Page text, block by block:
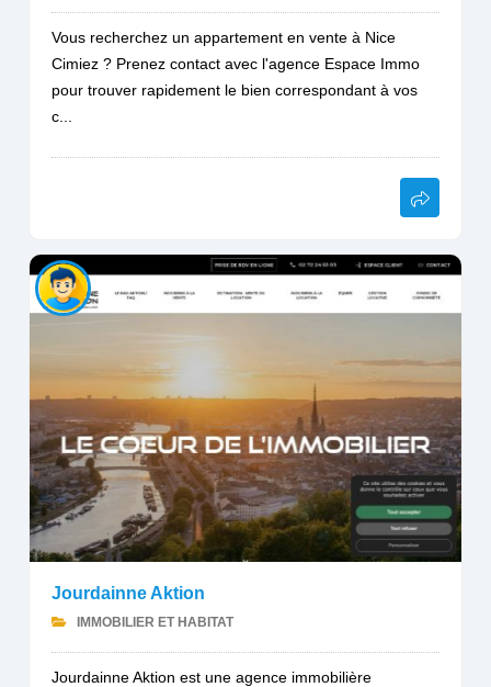
Vous recherchez un appartement en vente à Nice
Cimiez ? Prenez contact avec l'agence Espace Immo
pour trouver rapidement le bien correspondant à vos
c...
Jourdainne Aktion
IMMOBILIER ET HABITAT
Jourdainne Aktion est une agence immobilière